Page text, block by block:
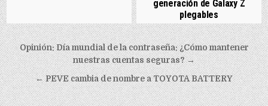
generación de Galaxy Z
plegables
Post navigation
Opinión: Día mundial de la contraseña: ¿Cómo mantener
nuestras cuentas seguras? →
← PEVE cambia de nombre a TOYOTA BATTERY